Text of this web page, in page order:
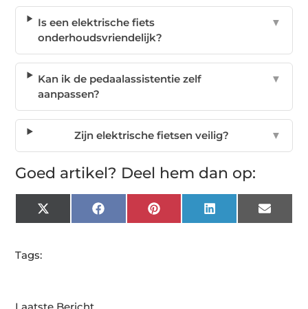
Is een elektrische fiets
onderhoudsvriendelijk?
▼
Kan ik de pedaalassistentie zelf
aanpassen?
▼
Zijn elektrische fietsen veilig? ▼
Goed artikel? Deel hem dan op:
X
(Twitter)
FacebookPinterest LinkedIn Email
Tags: